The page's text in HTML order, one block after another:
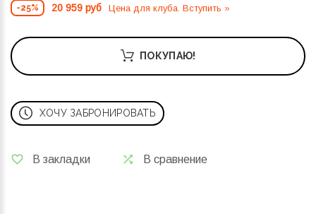
-25% 20 959 руб Цена для клуба. Вступить »
ПОКУПАЮ!
ХОЧУ ЗАБРОНИРОВАТЬ
В закладки В сравнение